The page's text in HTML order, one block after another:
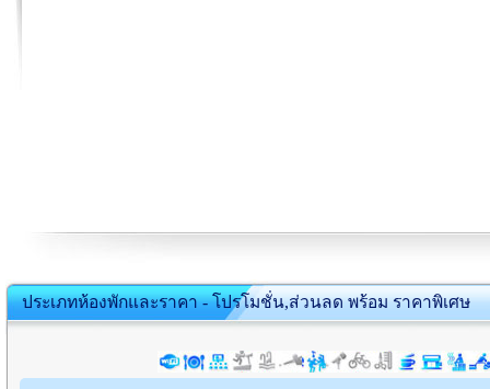
ประเภทห้องพักและราคา - โปรโมชั่น,ส่วนลด พร้อม ราคาพิเศษ